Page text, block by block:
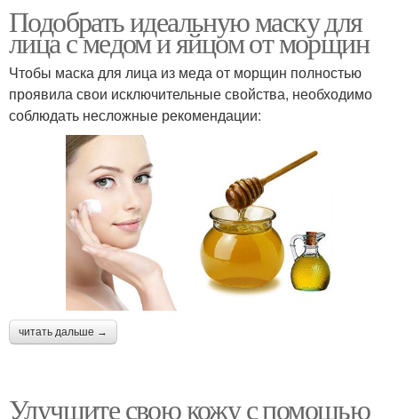
Подобрать идеальную маску для
лица с медом и яйцом от морщин
Чтобы маска для лица из меда от морщин полностью
проявила свои исключительные свойства, необходимо
соблюдать несложные рекомендации:
читать дальше →
Улучшите свою кожу с помощью